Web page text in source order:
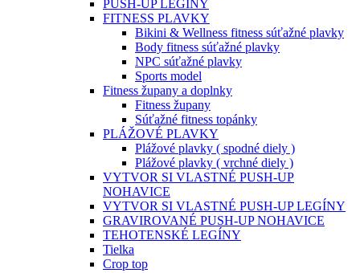
PUSH-UP LEGÍNY
FITNESS PLAVKY
Bikini & Wellness fitness súťažné plavky
Body fitness súťažné plavky
NPC súťažné plavky
Sports model
Fitness župany a doplnky
Fitness župany
Súťažné fitness topánky
PLÁŽOVÉ PLAVKY
Plážové plavky ( spodné diely )
Plážové plavky ( vrchné diely )
VYTVOR SI VLASTNÉ PUSH-UP
NOHAVICE
VYTVOR SI VLASTNÉ PUSH-UP LEGÍNY
GRAVIROVANÉ PUSH-UP NOHAVICE
TEHOTENSKÉ LEGÍNY
Tielka
Crop top